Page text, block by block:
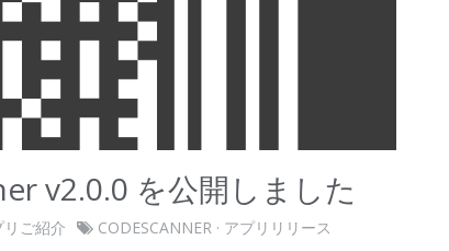
v2.0.0 を公開しました
リご紹介 CODESCANNER · アプリリリース